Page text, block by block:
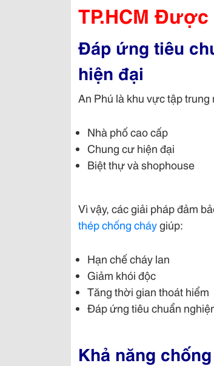
TP.HCM
Đáp ứng tiêu
hiện đại
An Phú là khu vực tập trung
Nhà phố cao cấp
Chung cư hiện đại
Biệt thự và shophouse
Vì vậy, các giải pháp đảm
thép chống cháygiúp:
Hạn chế cháy lan
Giảm khói độc
Tăng thời gian thoát hiểm
Đáp ứng tiêu chuẩn
Khả năng